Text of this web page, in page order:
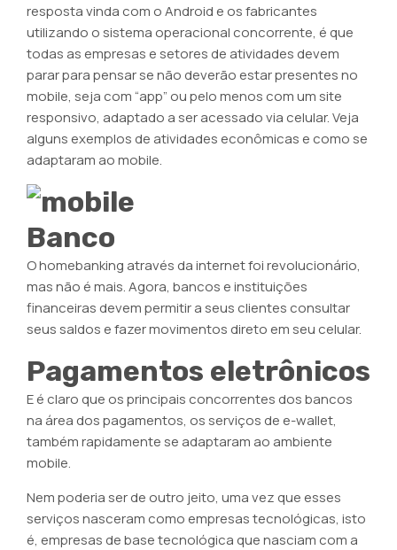
resposta vinda com o Android e os fabricantes
utilizando o sistema operacional concorrente, é que
todas as empresas e setores de atividades devem
parar para pensar se não deverão estar presentes no
mobile, seja com “app” ou pelo menos com um site
responsivo, adaptado a ser acessado via celular. Veja
alguns exemplos de atividades econômicas e como se
adaptaram ao mobile.
Banco
O homebanking através da internet foi revolucionário,
mas não é mais. Agora, bancos e instituições
financeiras devem permitir a seus clientes consultar
seus saldos e fazer movimentos direto em seu celular.
Pagamentos eletrônicos
E é claro que os principais concorrentes dos bancos
na área dos pagamentos, os serviços de e-wallet,
também rapidamente se adaptaram ao ambiente
mobile.
Nem poderia ser de outro jeito, uma vez que esses
serviços nasceram como empresas tecnológicas, isto
é, empresas de base tecnológica que nasciam com a